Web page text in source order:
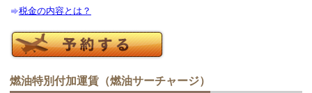
税金の内容とは？
燃油特別付加運賃（燃油サーチャージ）